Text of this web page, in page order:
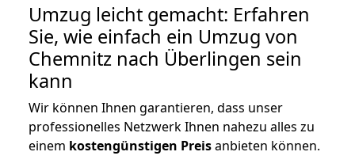
Umzug leicht gemacht: Erfahren
Sie, wie einfach ein Umzug von
Chemnitz nach Überlingen sein
kann
Wir können Ihnen garantieren, dass unser
professionelles Netzwerk Ihnen nahezu alles zu
einem kostengünstigen Preisanbieten können.